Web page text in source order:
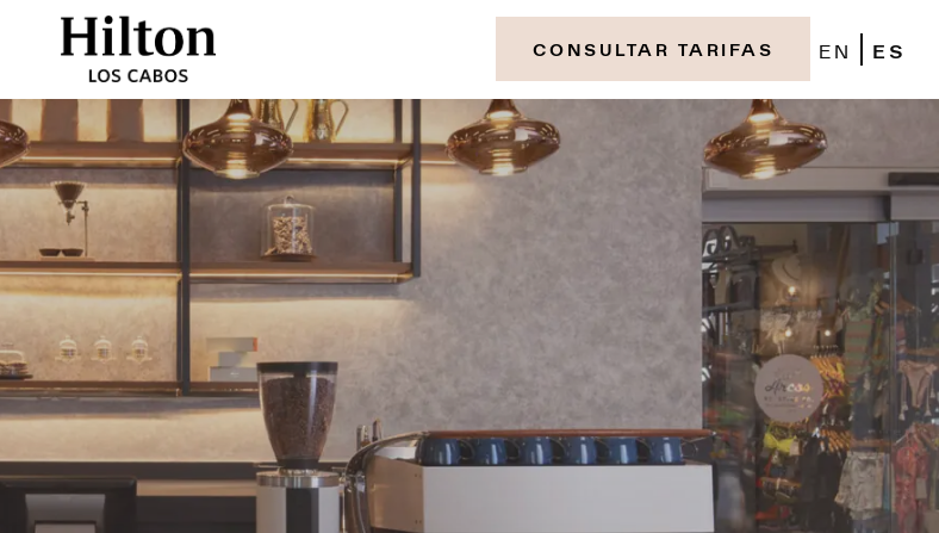
CONSULTAR TARIFAS EN ES